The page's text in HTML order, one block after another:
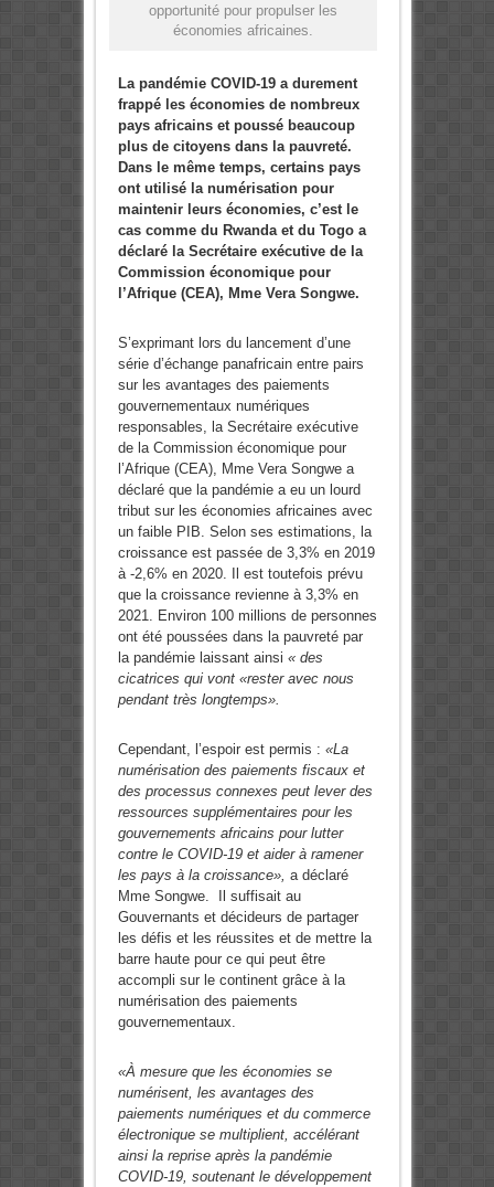
opportunité pour propulser les
économies africaines.
La pandémie COVID-19 a durement
frappé les économies de nombreux
pays africains et poussé beaucoup
plus de citoyens dans la pauvreté.
Dans le même temps, certains pays
ont utilisé la numérisation pour
maintenir leurs économies, c’est le
cas comme du Rwanda et du Togo a
déclaré la Secrétaire exécutive de la
Commission économique pour
l’Afrique (CEA), Mme Vera Songwe.
S’exprimant lors du lancement d’une
série d’échange panafricain entre pairs
sur les avantages des paiements
gouvernementaux numériques
responsables, la Secrétaire exécutive
de la Commission économique pour
l’Afrique (CEA), Mme Vera Songwe a
déclaré que la pandémie a eu un lourd
tribut sur les économies africaines avec
un faible PIB. Selon ses estimations, la
croissance est passée de 3,3% en 2019
à -2,6% en 2020. Il est toutefois prévu
que la croissance revienne à 3,3% en
2021. Environ 100 millions de personnes
ont été poussées dans la pauvreté par
la pandémie laissant ainsi « des
cicatrices qui vont «rester avec nous
pendant très longtemps».
Cependant, l’espoir est permis : «La
numérisation des paiements fiscaux et
des processus connexes peut lever des
ressources supplémentaires pour les
gouvernements africains pour lutter
contre le COVID-19 et aider à ramener
les pays à la croissance», a déclaré
Mme Songwe. Il suffisait au
Gouvernants et décideurs de partager
les défis et les réussites et de mettre la
barre haute pour ce qui peut être
accompli sur le continent grâce à la
numérisation des paiements
gouvernementaux.
«À mesure que les économies se
numérisent, les avantages des
paiements numériques et du commerce
électronique se multiplient, accélérant
ainsi la reprise après la pandémie
COVID-19, soutenant le développement